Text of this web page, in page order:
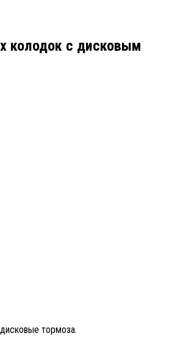
колодок с дисковым
тормоза.